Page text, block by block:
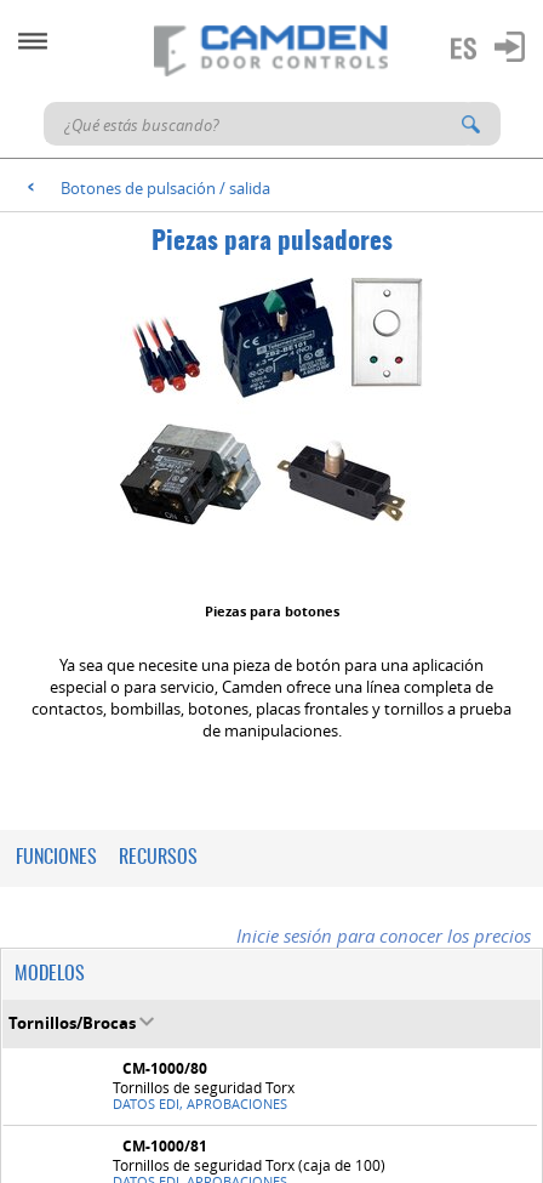
< Botones de pulsación / salida
Piezas para pulsadores
Piezas para botones
Ya sea que necesite una pieza de botón para una aplicación
especial o para servicio, Camden ofrece una línea completa de
contactos, bombillas, botones, placas frontales y tornillos a prueba
de manipulaciones.
FUNCIONES RECURSOS
Inicie sesión para conocer los precios
MODELOS
Tornillos/Brocas
CM-1000/80
Tornillos de seguridad Torx
DATOS EDI, APROBACIONES
CM-1000/81
Tornillos de seguridad Torx (caja de 100)